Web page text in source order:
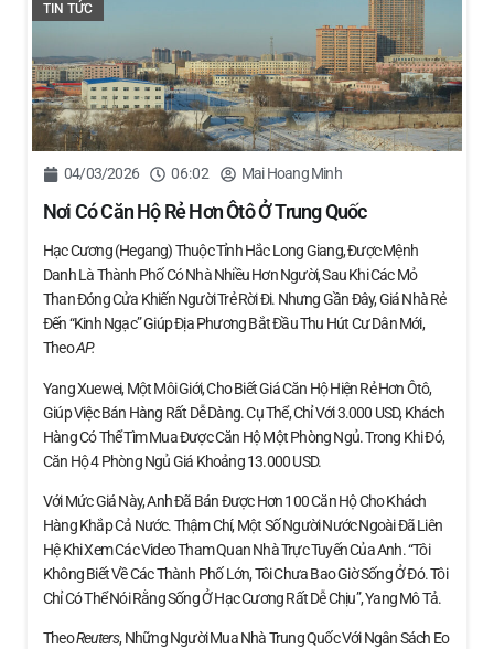
TIN TỨC
04/03/2026 06:02 Mai Hoang Minh
Nơi Có Căn Hộ Rẻ Hơn Ôtô Ở Trung Quốc
Hạc Cương (Hegang) Thuộc Tỉnh Hắc Long Giang, Được Mệnh
Danh Là Thành Phố Có Nhà Nhiều Hơn Người, Sau Khi Các Mỏ
Than Đóng Cửa Khiến Người Trẻ Rời Đi. Nhưng Gần Đây, Giá Nhà Rẻ
Đến “kinh Ngạc” Giúp Địa Phương Bắt Đầu Thu Hút Cư Dân Mới,
TheoAP.
Yang Xuewei, Một Môi Giới, Cho Biết Giá Căn Hộ Hiện Rẻ Hơn Ôtô,
Giúp Việc Bán Hàng Rất Dễ Dàng. Cụ Thể, Chỉ Với 3.000 USD, Khách
Hàng Có Thể Tìm Mua Được Căn Hộ Một Phòng Ngủ. Trong Khi Đó,
Căn Hộ 4 Phòng Ngủ Giá Khoảng 13.000 USD.
Với Mức Giá Này, Anh Đã Bán Được Hơn 100 Căn Hộ Cho Khách
Hàng Khắp Cả Nước. Thậm Chí, Một Số Người Nước Ngoài Đã Liên
Hệ Khi Xem Các Video Tham Quan Nhà Trực Tuyến Của Anh. “Tôi
Không Biết Về Các Thành Phố Lớn, Tôi Chưa Bao Giờ Sống Ở Đó. Tôi
Chỉ Có Thể Nói Rằng Sống Ở Hạc Cương Rất Dễ Chịu”, Yang Mô Tả.
TheoReuters, Những Người Mua Nhà Trung Quốc Với Ngân Sách Eo